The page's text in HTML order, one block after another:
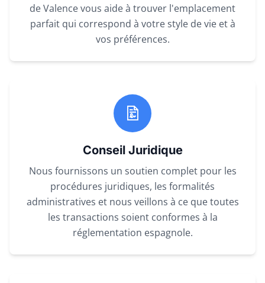
de Valence vous aide à trouver l'emplacement
parfait qui correspond à votre style de vie et à
vos préférences.
Conseil Juridique
Nous fournissons un soutien complet pour les
procédures juridiques, les formalités
administratives et nous veillons à ce que toutes
les transactions soient conformes à la
réglementation espagnole.